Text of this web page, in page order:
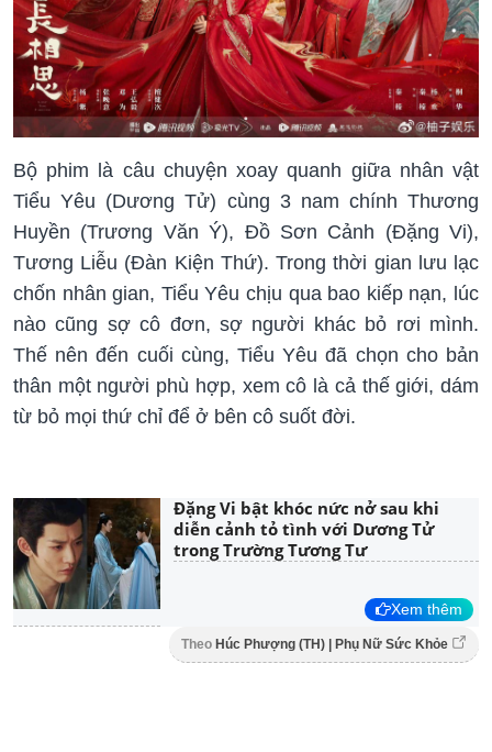
Bộ phim là câu chuyện xoay quanh giữa nhân vật
Tiểu Yêu (Dương Tử) cùng 3 nam chính Thương
Huyền (Trương Văn Ý), Đồ Sơn Cảnh (Đặng Vi),
Tương Liễu (Đàn Kiện Thứ). Trong thời gian lưu lạc
chốn nhân gian, Tiểu Yêu chịu qua bao kiếp nạn, lúc
nào cũng sợ cô đơn, sợ người khác bỏ rơi mình.
Thế nên đến cuối cùng, Tiểu Yêu đã chọn cho bản
thân một người phù hợp, xem cô là cả thế giới, dám
từ bỏ mọi thứ chỉ để ở bên cô suốt đời.
Đặng Vi bật khóc nức nở sau khi
diễn cảnh tỏ tình với Dương Tử
trong Trường Tương Tư
Xem thêm
Theo Húc Phượng (TH) | Phụ Nữ Sức Khỏe